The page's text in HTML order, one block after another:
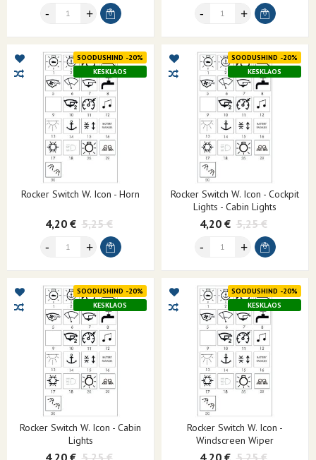
SOODUSHIND -20%
KESKLAOS
Rocker Switch W. Icon - Horn
4,20 € 5,25 €
SOODUSHIND -20%
KESKLAOS
Rocker Switch W. Icon - Cockpit
Lights - Cabin Lights
4,20 € 5,25 €
SOODUSHIND -20%
KESKLAOS
Rocker Switch W. Icon - Cabin
Lights
4,20 € 5,25 €
SOODUSHIND -20%
KESKLAOS
Rocker Switch W. Icon -
Windscreen Wiper
4,20 € 5,25 €